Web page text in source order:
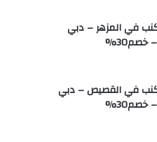
في المزهر – دبي
في القصيص – دبي